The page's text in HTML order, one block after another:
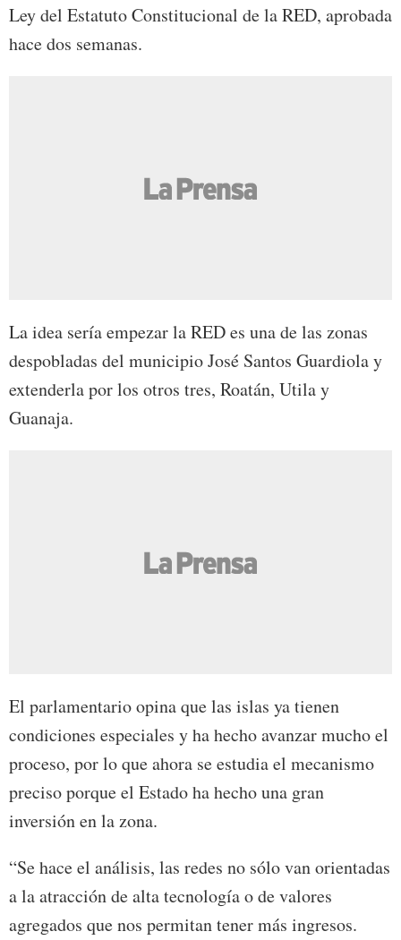
Ley del Estatuto Constitucional de la RED, aprobada
hace dos semanas.
La idea sería empezar la RED es una de las zonas
despobladas del municipio José Santos Guardiola y
extenderla por los otros tres, Roatán, Utila y
Guanaja.
El parlamentario opina que las islas ya tienen
condiciones especiales y ha hecho avanzar mucho el
proceso, por lo que ahora se estudia el mecanismo
preciso porque el Estado ha hecho una gran
inversión en la zona.
“Se hace el análisis, las redes no sólo van orientadas
a la atracción de alta tecnología o de valores
agregados que nos permitan tener más ingresos.